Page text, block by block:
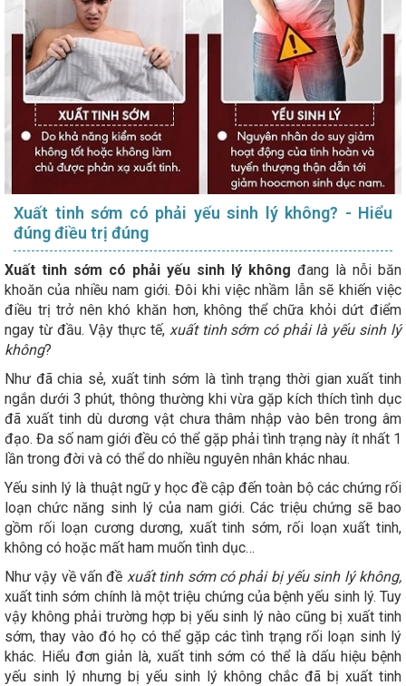
Xuất tinh sớm có phải yếu sinh lý không? - Hiểu
đúng điều trị đúng
Xuất tinh sớm có phải yếu sinh lý không đang là nỗi băn
khoăn của nhiều nam giới. Đôi khi việc nhầm lẫn sẽ khiến việc
điều trị trở nên khó khăn hơn, không thể chữa khỏi dứt điểm
ngay từ đầu. Vậy thực tế, xuất tinh sớm có phải là yếu sinh lý
không?
Như đã chia sẻ, xuất tinh sớm là tình trạng thời gian xuất tinh
ngắn dưới 3 phút, thông thường khi vừa gặp kích thích tình dục
đã xuất tinh dù dương vật chưa thâm nhập vào bên trong âm
đạo. Đa số nam giới đều có thể gặp phải tình trạng này ít nhất 1
lần trong đời và có thể do nhiều nguyên nhân khác nhau.
Yếu sinh lý là thuật ngữ y học đề cập đến toàn bộ các chứng rối
loạn chức năng sinh lý của nam giới. Các triệu chứng sẽ bao
gồm rối loạn cương dương, xuất tinh sớm, rối loạn xuất tinh,
không có hoặc mất ham muốn tình dục…
Như vậy về vấn đề xuất tinh sớm có phải bị yếu sinh lý không,
xuất tinh sớm chính là một triệu chứng của bệnh yếu sinh lý. Tuy
vậy không phải trường hợp bị yếu sinh lý nào cũng bị xuất tinh
sớm, thay vào đó họ có thể gặp các tình trạng rối loạn sinh lý
khác. Hiểu đơn giản là, xuất tinh sớm có thể là dấu hiệu bệnh
yếu sinh lý nhưng bị yếu sinh lý không chắc đã bị xuất tinh